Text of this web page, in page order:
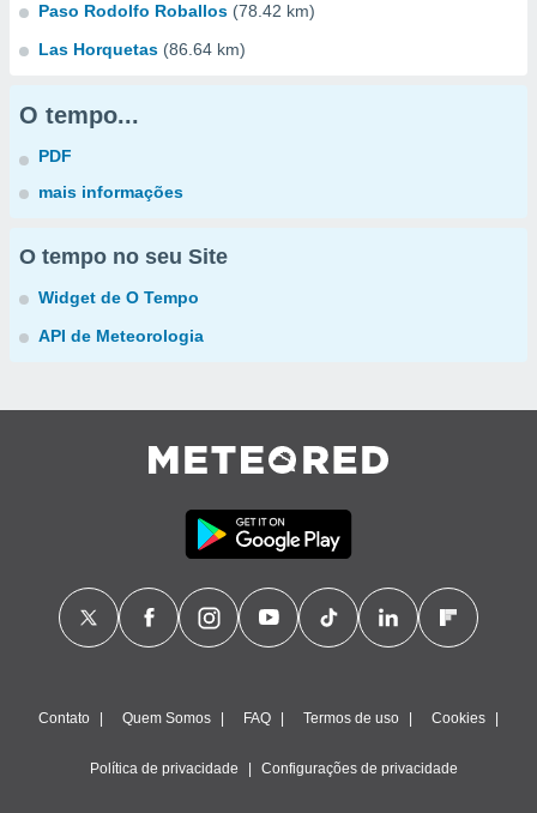
Paso Rodolfo Roballos (78.42 km)
Las Horquetas (86.64 km)
O tempo...
PDF
mais informações
O tempo no seu Site
Widget de O Tempo
API de Meteorologia
Contato Quem Somos FAQ Termos de uso Cookies
Política de privacidade Configurações de privacidade